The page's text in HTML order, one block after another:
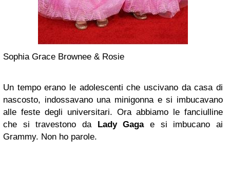
Sophia Grace Brownee & Rosie
Un tempo erano le adolescenti che uscivano da casa di
nascosto, indossavano una minigonna e si imbucavano
alle feste degli universitari. Ora abbiamo le fanciulline
che si travestono da Lady Gagae si imbucano ai
Grammy. Non ho parole.